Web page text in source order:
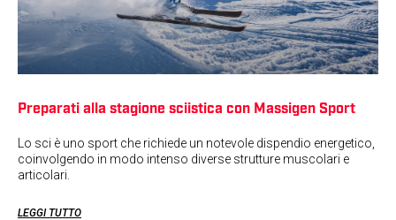
Preparati alla stagione sciistica con Massigen Sport
Lo sci è uno sport che richiede un notevole dispendio energetico,
coinvolgendo in modo intenso diverse strutture muscolari e
articolari.
LEGGI TUTTO